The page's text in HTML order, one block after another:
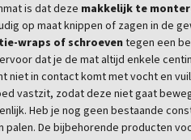
is dat deze makkelijk te
op maat knippen of zagen in de
tie-wraps of schroeventegen een
dat je de mat altijd enkele
niet in contact komt met vocht en
vastzit, zodat deze niet gaat
Heb je nog geen bestaande
De bijbehorende producten